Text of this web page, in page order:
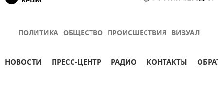
ПОЛИТИКА ОБЩЕСТВО ПРОИСШЕСТВИЯ ВИЗУАЛ
НОВОСТИ ПРЕСС-ЦЕНТР РАДИО КОНТАКТЫ